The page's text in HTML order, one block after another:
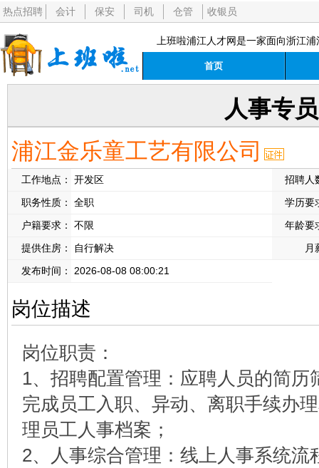
热点招聘 会计 保安 司机 仓管 收银员
上班啦浦江人才网是一家面向浙江
首页
人事专员
浦江金乐童工艺有限公司
工作地点： 开发区
招聘人
职务性质：
全职
学历要
户籍要求：
不限
年龄要
提供住房：
自行解决
月
发布时间：
2026-08-08 08:00:21
岗位描述
岗位职责：
1、招聘配置管理：应聘人员的简历
完成员工入职、异动、离职手续办
理员工人事档案；
2、人事综合管理：线上人事系统流